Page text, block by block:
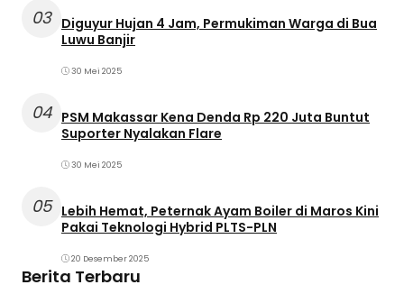
03 Diguyur Hujan 4 Jam, Permukiman Warga di Bua
Luwu Banjir
30 Mei 2025
04 PSM Makassar Kena Denda Rp 220 Juta Buntut
Suporter Nyalakan Flare
30 Mei 2025
05 Lebih Hemat, Peternak Ayam Boiler di Maros Kini
Pakai Teknologi Hybrid PLTS-PLN
20 Desember 2025
Berita Terbaru